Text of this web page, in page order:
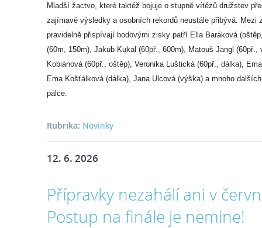
Mladší žactvo, které taktéž bojuje o stupně vítězů družstev
zajímavé výsledky a osobních rekordů neustále přibývá. Mezi
pravidelně přispívají bodovými zisky patří Ella Baráková
(60m, 150m), Jakub Kukal (60př., 600m), Matouš Jangl (60př.,
Kobiánová (60př., oštěp), Veronika Luštická (60př., dálka),
Ema Košťálková (dálka), Jana Ulcová (výška) a mnoho
palce.
Rubrika: Novinky
12. 6. 2026
Přípravky nezahálí ani v
Postup na finále je nemine!